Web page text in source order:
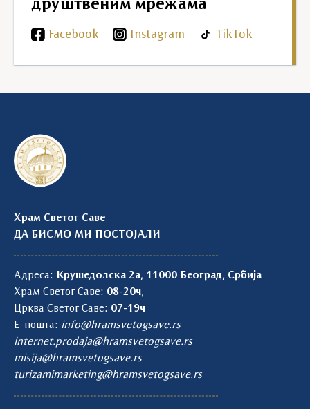
друштвеним мрежама
Facebook Instagram TikTok
Храм Светог Саве
ДА БИСМО МИ ПОСТОЈАЛИ
Адреса: Крушедолска 2а, 11000 Београд, Србија
Храм Светог Саве: 08-20ч,
Црква Светог Саве: 07-19ч
Е-пошта: info@hramsvetogsave.rs
internet.prodaja@hramsvetogsave.rs
misija@hramsvetogsave.rs
turizamimarketing@hramsvetogsave.rs